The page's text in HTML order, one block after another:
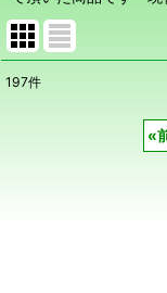
197件
«